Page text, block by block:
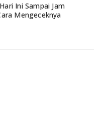
Ini Sampai Jam
Mengeceknya